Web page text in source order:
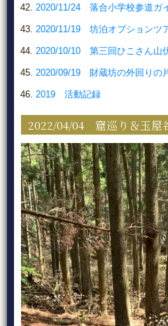
2020/11/24 落合小学校参道ガ
2020/11/19 坊泊オプションツ
2020/10/10 第三回ひこさん山
2020/09/19 財蔵坊の外回りの
2019 活動記録
2022/04/04 窟巡り＆玉屋